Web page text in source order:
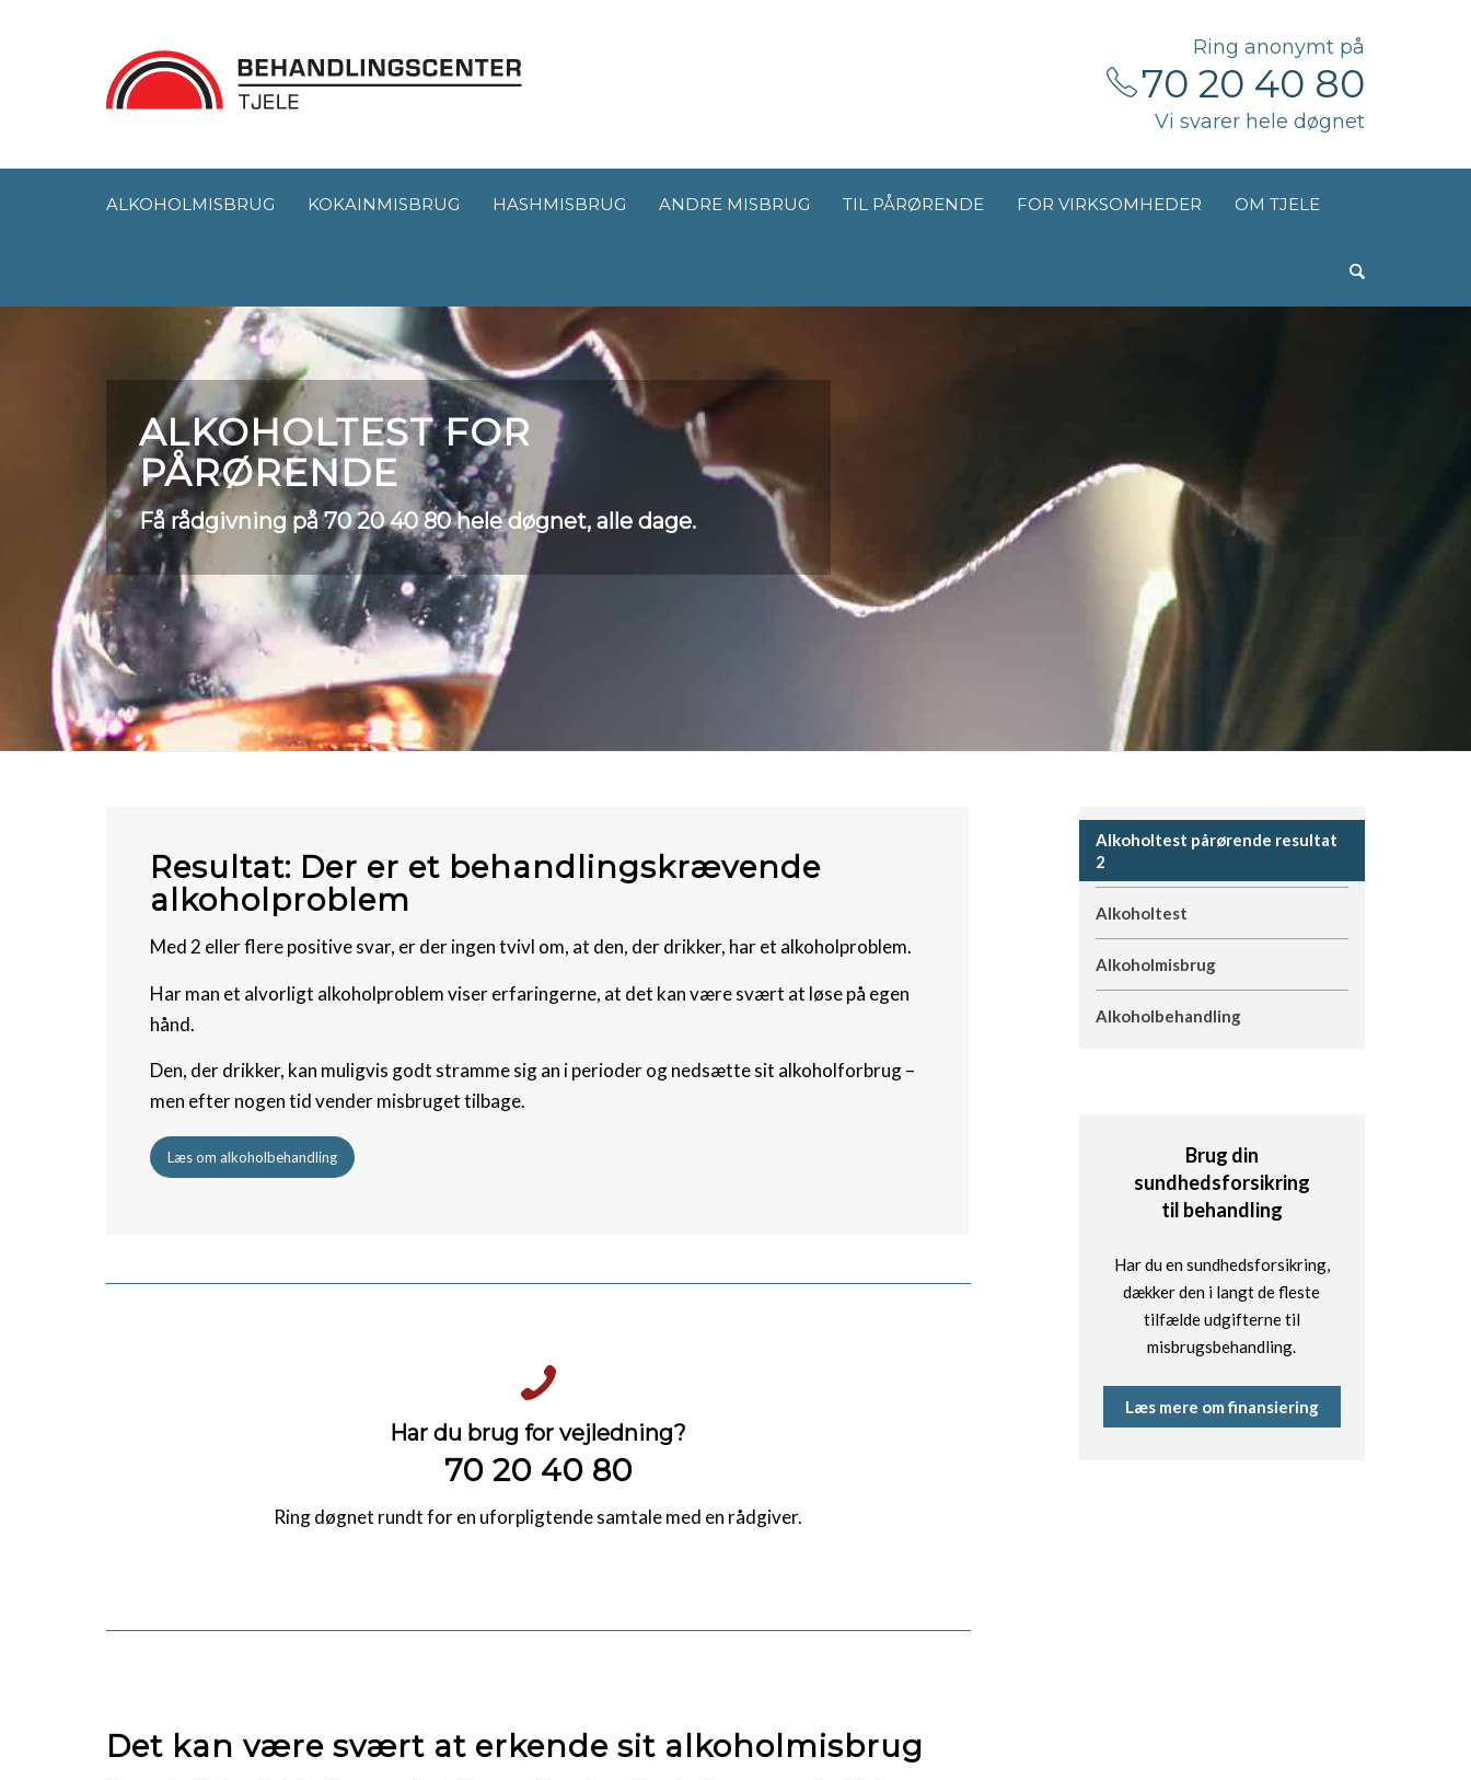
Ring anonymt på
70 20 40 80
Vi svarer hele døgnet
ALKOHOLMISBRUG KOKAINMISBRUG HASHMISBRUG ANDRE MISBRUG TIL PÅRØRENDE FOR VIRKSOMHEDER OM TJELE
ALKOHOLTEST FOR
PÅRØRENDE
Få rådgivning på70 20 40 80hele døgnet, alle dage.
Resultat: Der er et behandlingskrævende
alkoholproblem
Med 2 eller flere positive svar, er der ingen tvivl om, at den, der drikker, har et alkoholproblem.
Har man et alvorligt alkoholproblem viser erfaringerne, at det kan være svært at løse på egen
hånd.
Den, der drikker, kan muligvis godt stramme sig an i perioder og nedsætte sit alkoholforbrug –
men efter nogen tid vender misbruget tilbage.
Læs om alkoholbehandling
Har du brug for vejledning?
70 20 40 80
Ring døgnet rundt for en uforpligtende samtale med en rådgiver.
Det kan være svært at erkende sit alkoholmisbrug
Alkoholtest pårørende resultat
2
Alkoholtest
Alkoholmisbrug
Alkoholbehandling
Brug din
sundhedsforsikring
til behandling
Har du en sundhedsforsikring,
dækker den i langt de fleste
tilfælde udgifterne til
misbrugsbehandling.
Læs mere om finansiering